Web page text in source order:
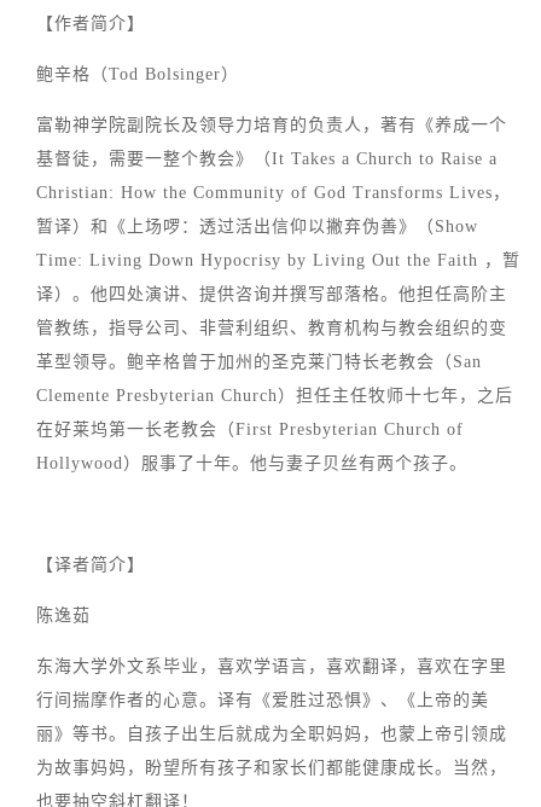
【作者简介】
鲍辛格（Tod Bolsinger）
富勒神学院副院长及领导力培育的负责人，著有《养成一个
基督徒，需要一整个教会》（It Takes a Church to Raise a
Christian: How the Community of God Transforms Lives，
暂译）和《上场啰：透过活出信仰以撇弃伪善》（Show
Time: Living Down Hypocrisy by Living Out the Faith ，暂
译）。他四处演讲、提供咨询并撰写部落格。他担任高阶主
管教练，指导公司、非营利组织、教育机构与教会组织的变
革型领导。鲍辛格曾于加州的圣克莱门特长老教会（San
Clemente Presbyterian Church）担任主任牧师十七年，之后
在好莱坞第一长老教会（First Presbyterian Church of
Hollywood）服事了十年。他与妻子贝丝有两个孩子。
【译者简介】
陈逸茹
东海大学外文系毕业，喜欢学语言，喜欢翻译，喜欢在字里
行间揣摩作者的心意。译有《爱胜过恐惧》、《上帝的美
丽》等书。自孩子出生后就成为全职妈妈，也蒙上帝引领成
为故事妈妈，盼望所有孩子和家长们都能健康成长。当然，
也要抽空斜杠翻译！